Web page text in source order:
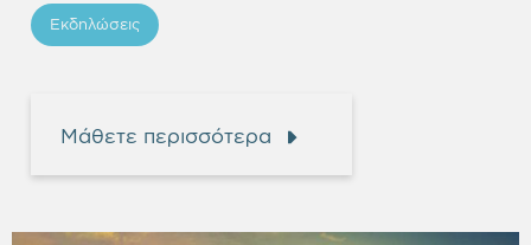
Εκδηλώσεις
Μάθετε περισσότερα